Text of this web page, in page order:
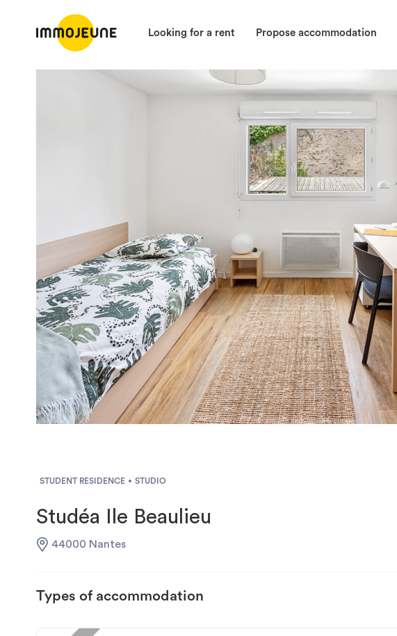
Looking for a rent Propose accommodation
STUDENT RESIDENCE STUDIO
Studéa Ile Beaulieu
44000 Nantes
Types of accommodation